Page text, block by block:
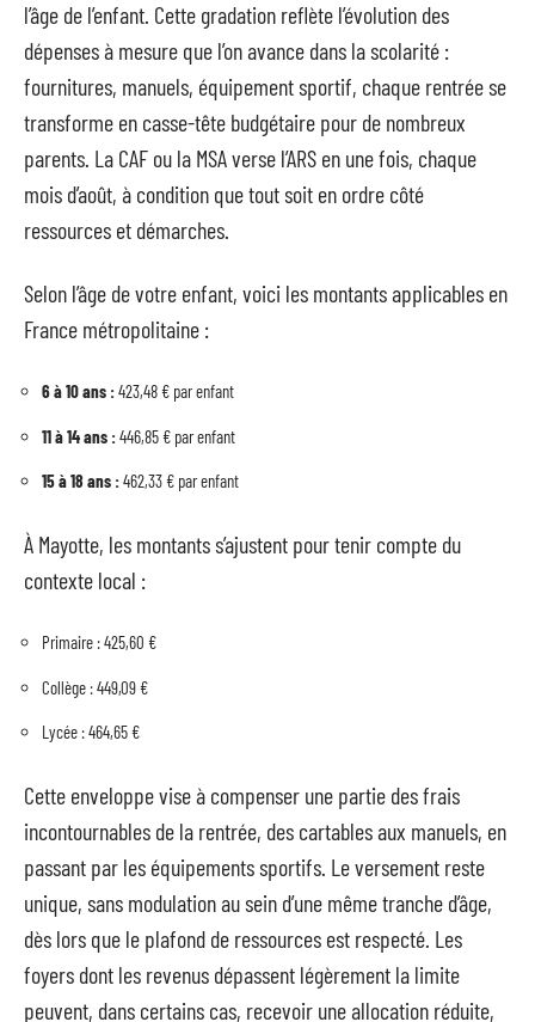
l’âge de l’enfant. Cette gradation reflète l’évolution des
dépenses à mesure que l’on avance dans la scolarité :
fournitures, manuels, équipement sportif, chaque rentrée se
transforme en casse-tête budgétaire pour de nombreux
parents. La CAF ou la MSA verse l’ARS en une fois, chaque
mois d’août, à condition que tout soit en ordre côté
ressources et démarches.
Selon l’âge de votre enfant, voici les montants applicables en
France métropolitaine :
6 à 10 ans :423,48 € par enfant
11 à 14 ans :446,85 € par enfant
15 à 18 ans :462,33 € par enfant
À Mayotte, les montants s’ajustent pour tenir compte du
contexte local :
Primaire : 425,60 €
Collège : 449,09 €
Lycée : 464,65 €
Cette enveloppe vise à compenser une partie des frais
incontournables de la rentrée, des cartables aux manuels, en
passant par les équipements sportifs. Le versement reste
unique, sans modulation au sein d’une même tranche d’âge,
dès lors que le plafond de ressources est respecté. Les
foyers dont les revenus dépassent légèrement la limite
peuvent, dans certains cas, recevoir une allocation réduite,